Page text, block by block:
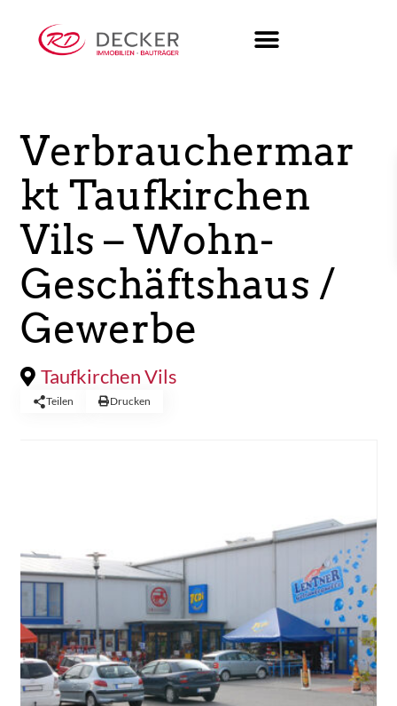
Verbrauchermar
kt Taufkirchen
Vils – Wohn-
Geschäftshaus /
Gewerbe
Taufkirchen Vils
Teilen Drucken